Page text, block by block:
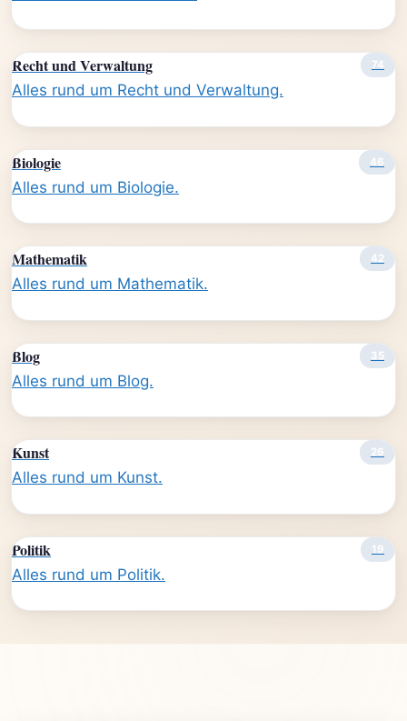
Recht und Verwaltung 74
Alles rund um Recht und Verwaltung.
Biologie 46
Alles rund um Biologie.
Mathematik 42
Alles rund um Mathematik.
Blog 35
Alles rund um Blog.
Kunst 26
Alles rund um Kunst.
Politik 19
Alles rund um Politik.